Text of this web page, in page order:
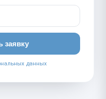
заявку
данных